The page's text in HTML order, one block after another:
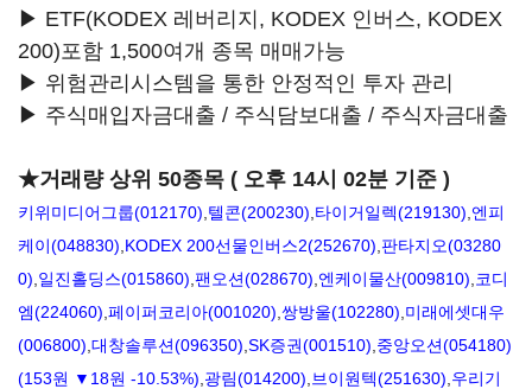
▶ ETF(KODEX 레버리지, KODEX 인버스, KODEX
200)포함 1,500여개 종목 매매가능
▶ 위험관리시스템을 통한 안정적인 투자 관리
▶ 주식매입자금대출 / 주식담보대출 / 주식자금대출
★거래량 상위 50종목 ( 오후 14시 02분 기준 )
키위미디어그룹(012170) 텔콘(200230) 타이거일렉(219130) 엔피
케이(048830) KODEX 200선물인버스2(252670) 판타지오(03280
0) 일진홀딩스(015860) 팬오션(028670) 엔케이물산(009810) 코디
엠(224060) 페이퍼코리아(001020) 쌍방울(102280) 미래에셋대우
(006800) 대창솔루션(096350) SK증권(001510) 중앙오션(054180)
(153원 ▼18원 -10.53%) 광림(014200) 브이원텍(251630) 우리기